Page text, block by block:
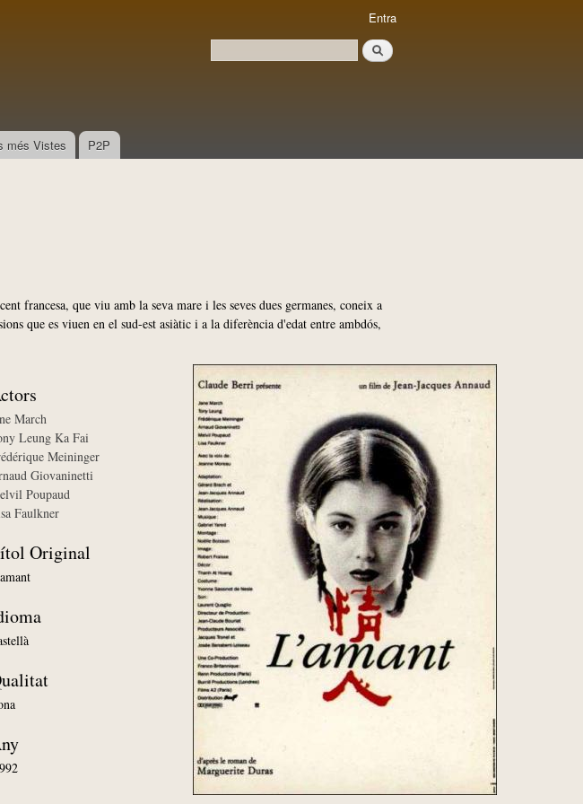
Formulari de cerca
Cerca
més Vistes P2P
Entra
francesa, que viu amb la seva mare i les seves dues germanes, coneix a
que es viuen en el sud-est asiàtic i a la diferència d'edat entre ambdós,
March
Leung Ka Fai
Meininger
Giovaninetti
Poupaud
Faulkner
Original